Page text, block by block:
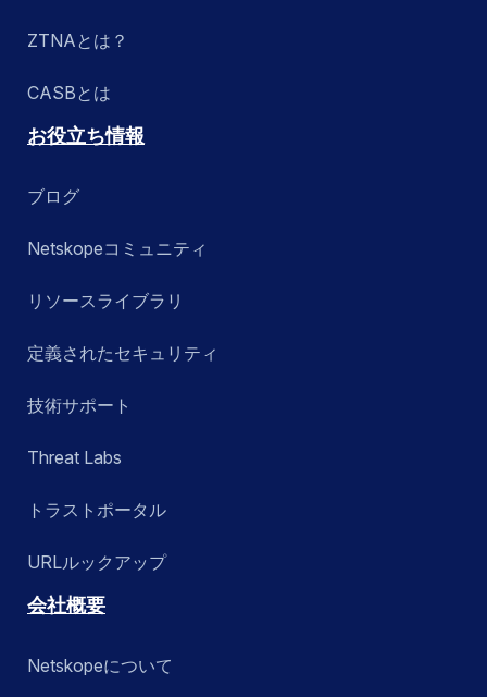
ZTNAとは？
CASBとは
お役立ち情報
ブログ
Netskopeコミュニティ
リソースライブラリ
定義されたセキュリティ
技術サポート
Threat Labs
トラストポータル
URLルックアップ
会社概要
Netskopeについて